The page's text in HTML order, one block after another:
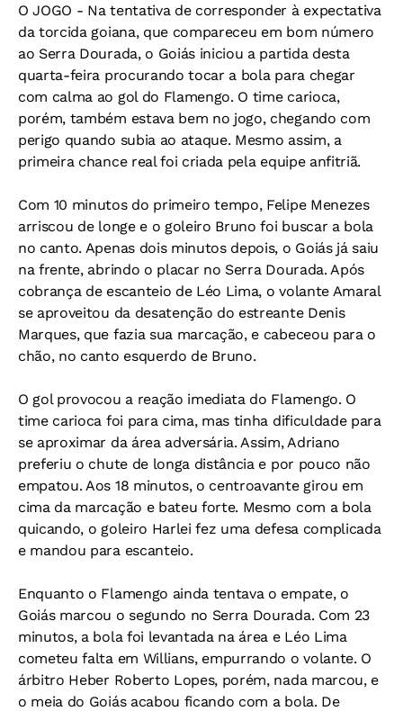
O JOGO - Na tentativa de corresponder à expectativa
da torcida goiana, que compareceu em bom número
ao Serra Dourada, o Goiás iniciou a partida desta
quarta-feira procurando tocar a bola para chegar
com calma ao gol do Flamengo. O time carioca,
porém, também estava bem no jogo, chegando com
perigo quando subia ao ataque. Mesmo assim, a
primeira chance real foi criada pela equipe anfitriã.
Com 10 minutos do primeiro tempo, Felipe Menezes
arriscou de longe e o goleiro Bruno foi buscar a bola
no canto. Apenas dois minutos depois, o Goiás já saiu
na frente, abrindo o placar no Serra Dourada. Após
cobrança de escanteio de Léo Lima, o volante Amaral
se aproveitou da desatenção do estreante Denis
Marques, que fazia sua marcação, e cabeceou para o
chão, no canto esquerdo de Bruno.
O gol provocou a reação imediata do Flamengo. O
time carioca foi para cima, mas tinha dificuldade para
se aproximar da área adversária. Assim, Adriano
preferiu o chute de longa distância e por pouco não
empatou. Aos 18 minutos, o centroavante girou em
cima da marcação e bateu forte. Mesmo com a bola
quicando, o goleiro Harlei fez uma defesa complicada
e mandou para escanteio.
Enquanto o Flamengo ainda tentava o empate, o
Goiás marcou o segundo no Serra Dourada. Com 23
minutos, a bola foi levantada na área e Léo Lima
cometeu falta em Willians, empurrando o volante. O
árbitro Heber Roberto Lopes, porém, nada marcou, e
o meia do Goiás acabou ficando com a bola. De